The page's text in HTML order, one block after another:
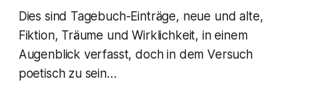
Dies sind Tagebuch-Einträge, neue und alte,
Fiktion, Träume und Wirklichkeit, in einem
Augenblick verfasst, doch in dem Versuch
poetisch zu sein…